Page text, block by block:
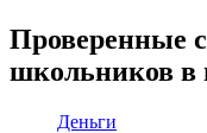
Проверенные
школьников в
Деньги